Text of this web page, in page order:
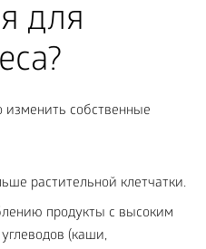
для
изменить собственные
растительной клетчатки.
продукты с высоким
(каши,